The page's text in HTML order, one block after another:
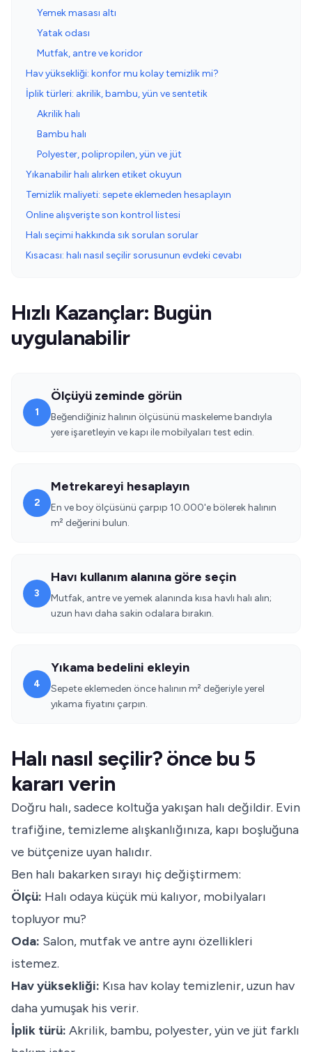
Yemek masası altı
Yatak odası
Mutfak, antre ve koridor
Hav yüksekliği: konfor mu kolay temizlik mi?
İplik türleri: akrilik, bambu, yün ve sentetik
Akrilik halı
Bambu halı
Polyester, polipropilen, yün ve jüt
Yıkanabilir halı alırken etiket okuyun
Temizlik maliyeti: sepete eklemeden hesaplayın
Online alışverişte son kontrol listesi
Halı seçimi hakkında sık sorulan sorular
Kısacası: halı nasıl seçilir sorusunun evdeki cevabı
Hızlı Kazançlar: Bugün
uygulanabilir
1
Ölçüyü zeminde görün
Beğendiğiniz halının ölçüsünü maskeleme bandıyla
yere işaretleyin ve kapı ile mobilyaları test edin.
2
Metrekareyi hesaplayın
En ve boy ölçüsünü çarpıp 10.000'e bölerek halının
m² değerini bulun.
3
Havı kullanım alanına göre seçin
Mutfak, antre ve yemek alanında kısa havlı halı alın;
uzun havı daha sakin odalara bırakın.
4
Yıkama bedelini ekleyin
Sepete eklemeden önce halının m² değeriyle yerel
yıkama fiyatını çarpın.
Halı nasıl seçilir? önce bu 5
kararı verin
Doğru halı, sadece koltuğa yakışan halı değildir. Evin
trafiğine, temizleme alışkanlığınıza, kapı boşluğuna
ve bütçenize uyan halıdır.
Ben halı bakarken sırayı hiç değiştirmem:
Ölçü: Halı odaya küçük mü kalıyor, mobilyaları
topluyor mu?
Oda: Salon, mutfak ve antre aynı özellikleri
istemez.
Hav yüksekliği: Kısa hav kolay temizlenir, uzun hav
daha yumuşak his verir.
İplik türü: Akrilik, bambu, polyester, yün ve jüt farklı